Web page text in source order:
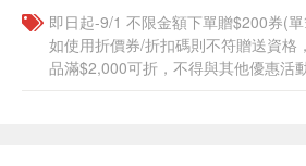
即日起-9/1 不限金額下單贈$200券(
如使用折價券/折扣碼則不符贈送資格
品滿$2,000可折，不得與其他優惠活